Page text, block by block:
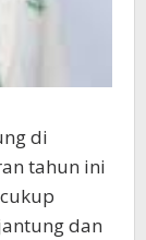
di
tahun ini
dan